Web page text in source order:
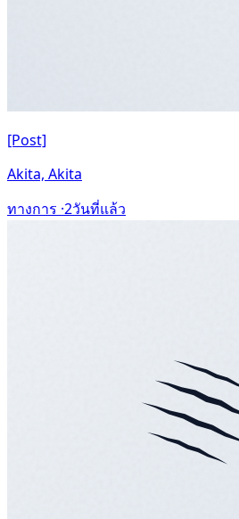
[Post]
Akita, Akita
ทางการ ·2วันที่แล้ว